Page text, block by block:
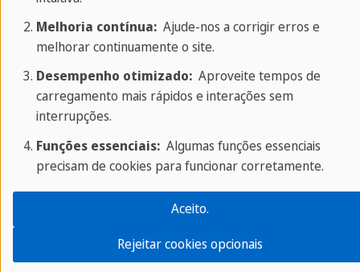
Sobre a SPRACHCAFFE
Sobre nós
De segunda a sexta: das 9h às 18h CEST
Telefone:+356 25 70 1000
Entre em contato com seu especialista
Escolas para jovens
St Paul´s Bay
Melhoria contínua:Ajude-nos a corrigir erros e
melhorar continuamente o site.
Desempenho otimizado:Aproveite tempos de
carregamento mais rápidos e interações sem
interrupções.
Funções essenciais:Algumas funções essenciais
precisam de cookies para funcionar corretamente.
Rejeitar cookies opcionais
Aceito.